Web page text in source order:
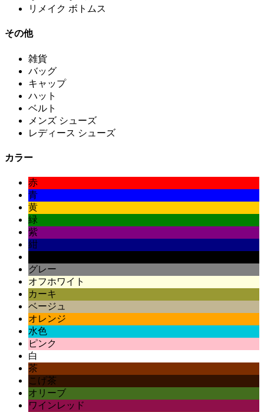
リメイク ボトムス
その他
雑貨
バッグ
キャップ
ハット
ベルト
メンズ シューズ
レディース シューズ
カラー
赤
青
黄
緑
紫
紺
グレー
オフホワイト
カーキ
ベージュ
オレンジ
水色
ピンク
白
茶
こげ茶
オリーブ
ワインレッド